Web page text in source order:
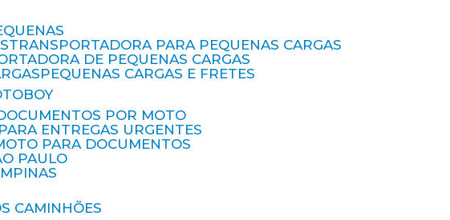
TRANSPORTADORA PARA PEQUENAS CARGAS
DE PEQUENAS CARGAS
PEQUENAS CARGAS E FRETES
POR MOTO
ENTREGAS URGENTES
PARA DOCUMENTOS
PAULO
CAMINHÕES